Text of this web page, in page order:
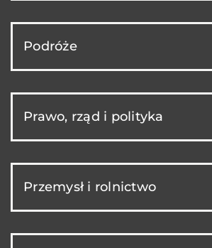
Podróże
Prawo, rząd i polityka
Przemysł i rolnictwo